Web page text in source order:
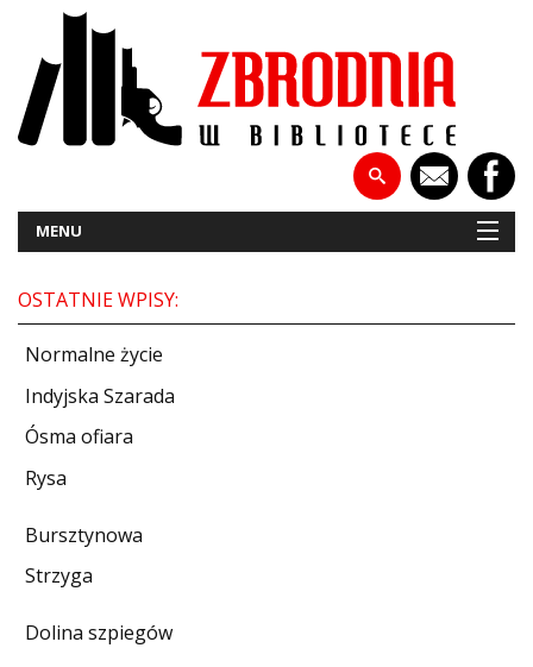
MENU
PATRONATY
WYWIADY
RECENZJE
DO CZYTANIA
KONTAKT
OSTATNIE WPISY:
Normalne życie
Indyjska Szarada
Ósma ofiara
Rysa
Bursztynowa
Strzyga
Dolina szpiegów